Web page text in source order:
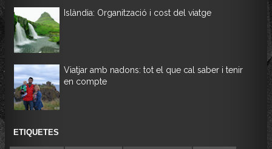
Islàndia: Organització i cost del viatge
Viatjar amb nadons: tot el que cal saber i tenir
en compte
ETIQUETES